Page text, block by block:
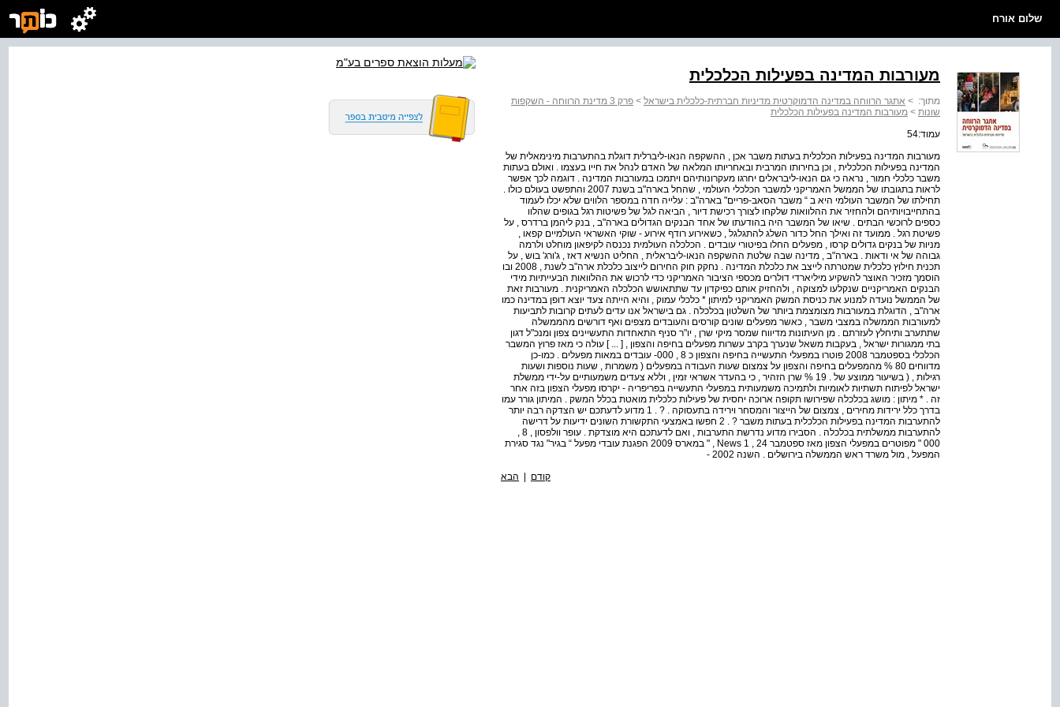
שלום אורח
מעורבות המדינה בפעילות הכלכלית
מתוך: > אתגר הרווחה במדינה הדמוקרטית מדיניות חברתית-כלכלית בישראל >
פרק 3 מדינת הרווחה - השקפות
שונות > מעורבות המדינה בפעילות הכלכלית
עמוד:54
מעורבות המדינה בפעילות הכלכלית בעתות משבר אכן , ההשקפה הנאו-ליברלית דוגלת בהתערבות מינימאלית של
המדינה בפעילות הכלכלית , וכן בחירותו המרבית ובאחריותו המלאה של האדם לנהל את חייו בעצמו . ואולם בעתות
משבר כלכלי חמור , נראה כי גם הנאו-ליבראלים יחרגו מעקרונותיהם ויתמכו במעורבות המדינה . דוגמה לכך אפשר
לראות בתגובתו של הממשל האמריקני למשבר הכלכלי העולמי , שהחל בארה"ב בשנת 2007 והתפשט בעולם כולו .
תחילתו של המשבר העולמי היא ב “ משבר הסאב-פריים" בארה"ב : עלייה חדה במספר הלווים שלא יכלו לעמוד
בהתחייבויותיהם ולהחזיר את ההלוואות שלקחו לצורך רכישת דיור , הביאה לגל של פשיטות רגל בגופים שהלוו
כספים לרוכשי הבתים . שיאו של המשבר היה בהודעתו של אחד הבנקים הגדולים בארה"ב , בנק ליהמן ברדרס , על
פשיטת רגל . ממועד זה ואילך החל כדור השלג להתגלגל , כשאירוע רודף אירוע - שוקי האשראי העולמיים קפאו ,
מניות של בנקים גדולים קרסו , מפעלים החלו בפיטורי עובדים . הכלכלה העולמית נכנסה לקיפאון מוחלט ולרמה
גבוהה של אי ודאות . בארה"ב , מדינה שבה שלטת ההשקפה הנאו-ליבראלית , החליט הנשיא דאז , ג'ורג' בוש , על
תכנית חילוץ כלכלית שמטרתה לייצב את כלכלת המדינה . נחקק חוק החירום לייצוב כלכלת ארה"ב לשנת , 2008 ובו
הוסמך מזכיר האוצר להשקיע מיליארדי דולרים מכספי הציבור האמריקני כדי לרכוש את ההלוואות הבעייתיות מידי
הבנקים האמריקניים שנקלעו למצוקה , ולהחזיק אותם כפיקדון עד שתתאושש הכלכלה האמריקנית . מעורבות זאת
של הממשל נועדה למנוע את כניסת המשק האמריקני למיתון * כלכלי עמוק , והיא הייתה צעד יוצא דופן במדינה כמו
ארה"ב , הדוגלת במעורבות מצומצמת ביותר של השלטון בכלכלה . גם בישראל אנו עדים לעתים קרובות לתביעות
למעורבות הממשלה במצבי משבר , כאשר מפעלים שונים קורסים והעובדים מצפים ואף דורשים מהממשלה
שתתערב ותיחלץ לעזרתם . מן העיתונות מדיווח שמסר מיקי שרן , יו"ר סניף התאחדות התעשיינים צפון ומנכ"ל דגון
בתי ממגורות ישראל , בעקבות משאל שנערך בקרב עשרות מפעלים בחיפה והצפון , [ ... ] עולה כי מאז פרוץ המשבר
הכלכלי בספטמבר 2008 פוטרו במפעלי התעשייה בחיפה והצפון כ 8 , 000- עובדים במאות מפעלים . כמו-כן
מדווחים 80 % מהמפעלים בחיפה והצפון על צמצום שעות העבודה במפעלים ( משמרות , שעות נוספות ושעות
רגילות , ( בשיעור ממוצע של . 19 % שרן הזהיר , כי בהעדר אשראי זמין , וללא צעדים משמעותיים על-ידי ממשלת
ישראל לפיתוח תשתיות לאומיות ולתמיכה משמעותית במפעלי התעשייה בפריפריה - יקרסו מפעלי הצפון בזה אחר
זה . * מיתון : מושג בכלכלה שפירושו תקופה ארוכה יחסית של פעילות כלכלית מואטת בכלל המשק . המיתון גורר עמו
בדרך כלל ירידות מחירים , צמצום של הייצור והמסחר וירידה בתעסוקה . ? . 1 מדוע לדעתכם יש הצדקה רבה יותר
להתערבות המדינה בפעילות הכלכלית בעתות משבר ? . 2 חפשו באמצעי התקשורת השונים ידיעות על דרישה
000 " מפוטרים במפעלי הצפון מאז ספטמבר 24 , News 1 , " במארס 2009 הפגנת עובדי מפעל “ בגיר" נגד סגירת
המפעל , מול משרד ראש הממשלה בירושלים . השנה 2002 -
קודם | הבא